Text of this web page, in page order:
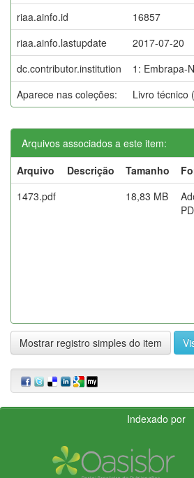
riaa.ainfo.id
16857
riaa.ainfo.lastupdate
2017-07-20
dc.contributor.institution
1: Embrapa-
Aparece nas coleções:
Livro técnico
Arquivos associados a este item:
Arquivo
Descrição Tamanho
1473.pdf
18,83 MB
Mostrar registro simples do item
Indexado por